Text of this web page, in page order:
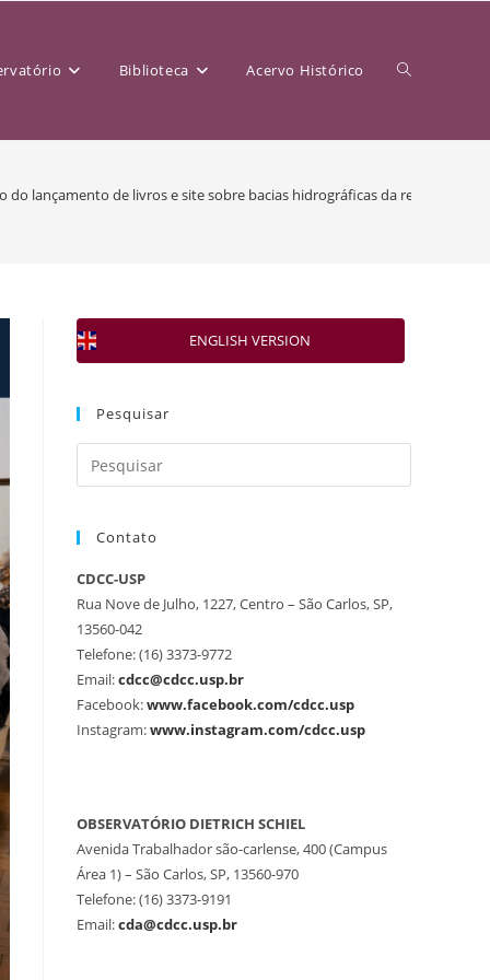
Biblioteca Acervo Histórico
do lançamento de livros e site sobre bacias hidrográficas da região
ENGLISH VERSION
Pesquisar
Contato
CDCC-USP
Rua Nove de Julho, 1227, Centro – São Carlos, SP,
13560-042
Telefone: (16) 3373-9772
Email:cdcc@cdcc.usp.br
Facebook:www.facebook.com/cdcc.usp
Instagram:www.instagram.com/cdcc.usp
OBSERVATÓRIO DIETRICH SCHIEL
Avenida Trabalhador são-carlense, 400 (Campus
Área 1) – São Carlos, SP, 13560-970
Telefone: (16) 3373-9191
Email:cda@cdcc.usp.br